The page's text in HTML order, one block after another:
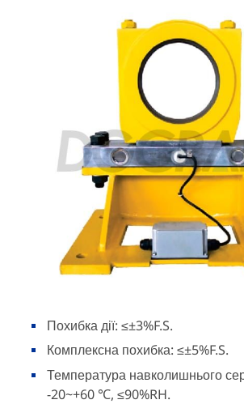
Похибка дії: ≤±3%F.S.
Комплексна похибка: ≤±5%F.S.
Температура навколишнього
-20~+60 ℃, ≤90%RH.